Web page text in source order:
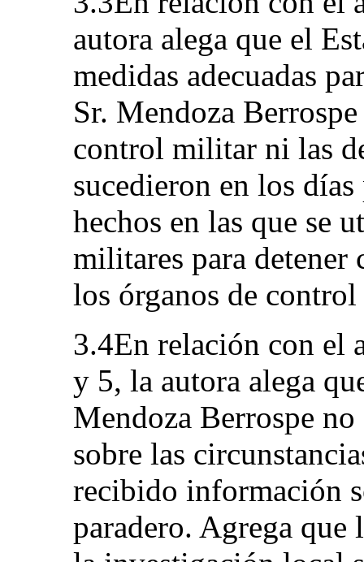
autora alega que el
medidas adecuadas
Sr. Mendoza
control militar ni las
sucedieron en los
hechos en las que se
militares para
los órganos de
3.4En relación con el
y 5, la autora alega
Mendoza Berrospe
sobre las
recibido información
paradero. Agrega que